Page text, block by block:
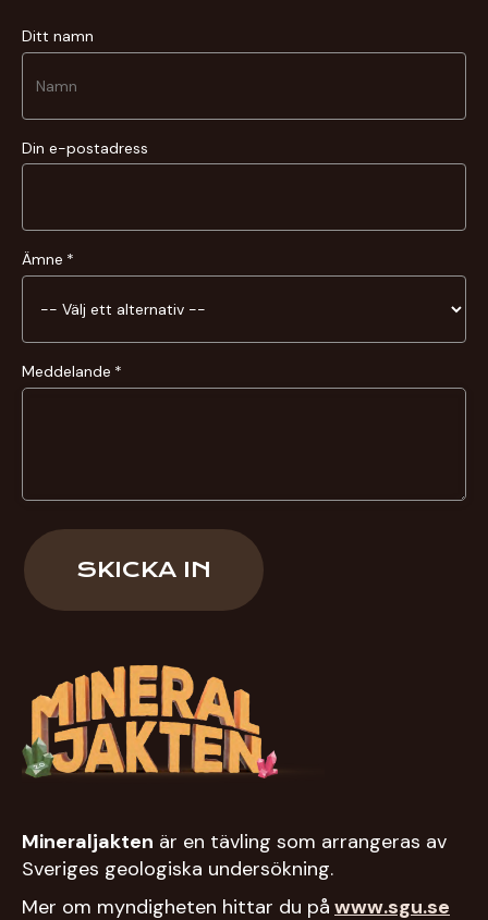
Mineraljakten är en tävling som arrangeras av
Sveriges geologiska undersökning.
Mer om myndigheten hittar du på www.sgu.se
Ditt namn
Din e-postadress
Ämne
Meddelande
SKICKA IN